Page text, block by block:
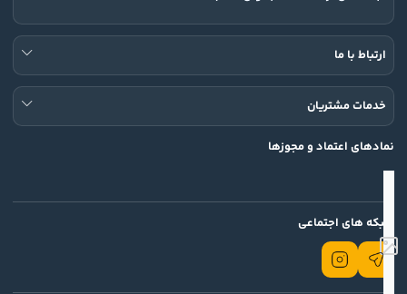
ارتباط با ما
خدمات مشتریان
نمادهای اعتماد و مجوزها
شبکه های اجتماعی